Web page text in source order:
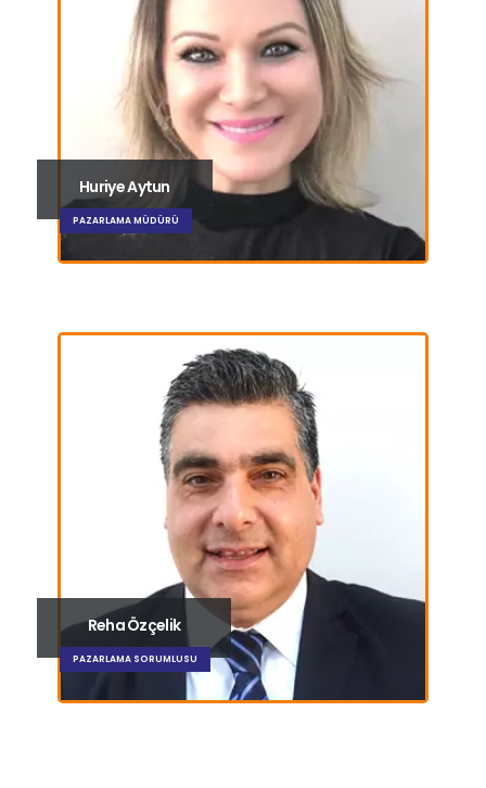
Huriye Aytun
PAZARLAMA MÜDÜRÜ
Reha Özçelik
PAZARLAMA SORUMLUSU